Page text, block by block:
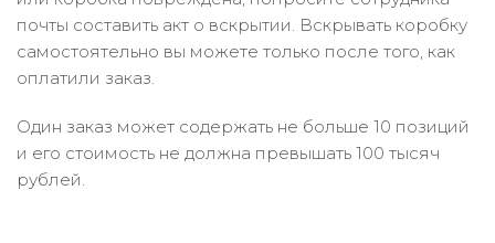
почты составить акт о вскрытии. Вскрывать коробку
самостоятельно вы можете только после того, как
оплатили заказ.
Один заказ может содержать не больше 10 позиций
и его стоимость не должна превышать 100 тысяч
рублей.